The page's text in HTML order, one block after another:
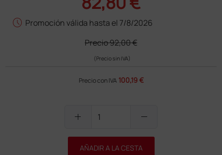
schedule Promoción válida hasta el 7/8/2026
Precio92,00 €
(Precio sin IVA)
Precio con IVA 100,19 €
add remove
AÑADIR A LA CESTA